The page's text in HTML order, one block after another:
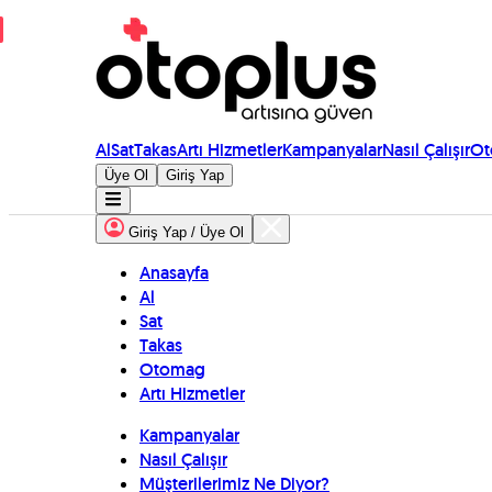
AlSatTakasArtı HizmetlerKampanyalarNasıl Çalışır
Üye Ol Giriş Yap
Giriş Yap / Üye Ol
Anasayfa
Al
Sat
Takas
Otomag
Artı Hizmetler
Kampanyalar
Nasıl Çalışır
Müşterilerimiz Ne Diyor?